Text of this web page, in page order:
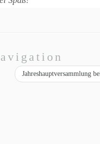
Jahreshauptversammlung